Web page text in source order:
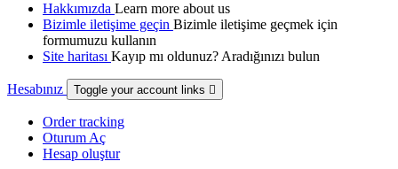
Hakkımızda Learn more about us
Bizimle iletişime geçin Bizimle iletişime geçmek için
formumuzu kullanın
Site haritası Kayıp mı oldunuz? Aradığınızı bulun
Hesabınız Toggle your account links 
Order tracking
Oturum Aç
Hesap oluştur